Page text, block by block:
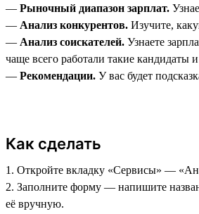
— Рыночный диапазон зарплат.
— Анализ конкурентов. Изучите,
— Анализ соискателей. Узнаете
чаще всего работали такие кандидаты
— Рекомендации. У вас будет
Как сделать
1. Откройте вкладку «Сервисы»‎ —
2. Заполните форму — напишите
её вручную.